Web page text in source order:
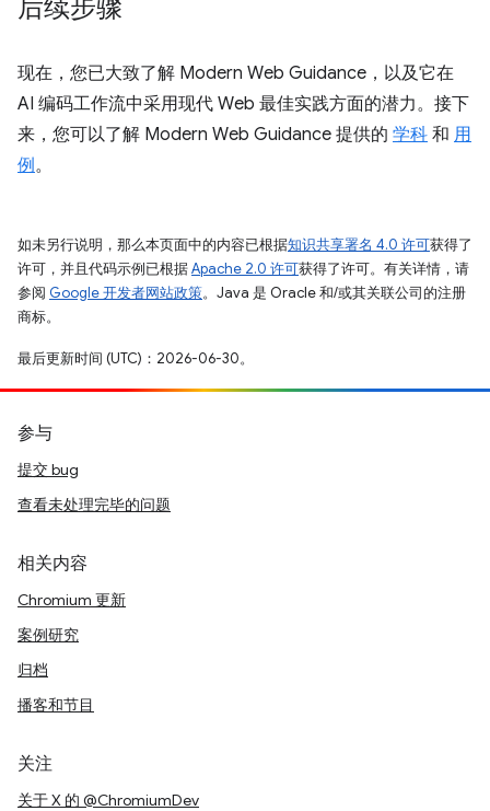
后续步骤
现在，您已大致了解 Modern Web Guidance，以及它在
AI 编码工作流中采用现代 Web 最佳实践方面的潜力。接下
来，您可以了解 Modern Web Guidance 提供的 学科 和 用
例。
如未另行说明，那么本页面中的内容已根据知识共享署名 4.0 许可获得了
许可，并且代码示例已根据Apache 2.0 许可获得了许可。有关详情，请
参阅 Google 开发者网站政策。Java 是 Oracle 和/或其关联公司的注册
商标。
最后更新时间 (UTC)：2026-06-30。
参与
提交 bug
查看未处理完毕的问题
相关内容
Chromium 更新
案例研究
归档
播客和节目
关注
关于 X 的 @ChromiumDev